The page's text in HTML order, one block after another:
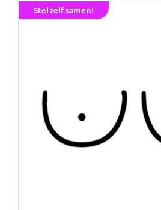
Stel zelf samen!